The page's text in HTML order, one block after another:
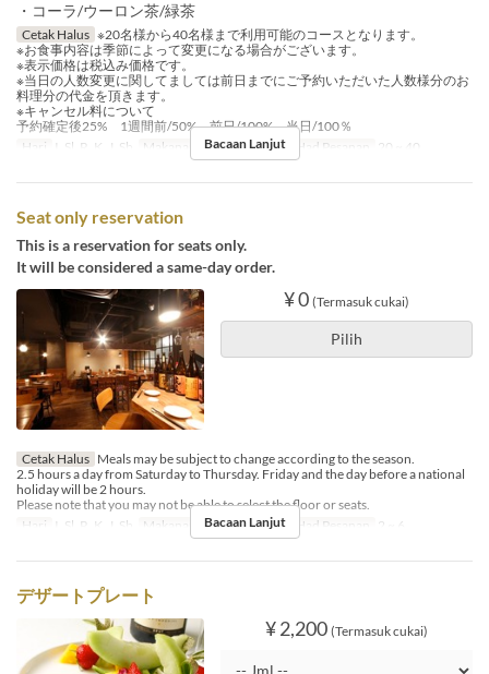
・コーラ/ウーロン茶/緑茶
Cetak Halus ※20名様から40名様まで利用可能のコースとなります。
※お食事内容は季節によって変更になる場合がございます。
※表示価格は税込み価格です。
※当日の人数変更に関してましては前日までにご予約いただいた人数様分のお
料理分の代金を頂きます。
※キャンセル料について
予約確定後25% 1週間前/50% 前日/100% 当日/100％
Hari
I, Sl, R, K, J, Sb Makanan Makan Malam Had Pesanan 20 ~ 40
Bacaan Lanjut
Seat only reservation
This is a reservation for seats only.
It will be considered a same-day order.
¥ 0 (Termasuk cukai)
Pilih
Cetak Halus Meals may be subject to change according to the season.
2.5 hours a day from Saturday to Thursday. Friday and the day before a national
holiday will be 2 hours.
Please note that you may not be able to select the floor or seats.
Hari
I, Sl, R, K, J, Sb Makanan Makan Malam Had Pesanan 2 ~ 6
Bacaan Lanjut
デザートプレート
¥ 2,200 (Termasuk cukai)